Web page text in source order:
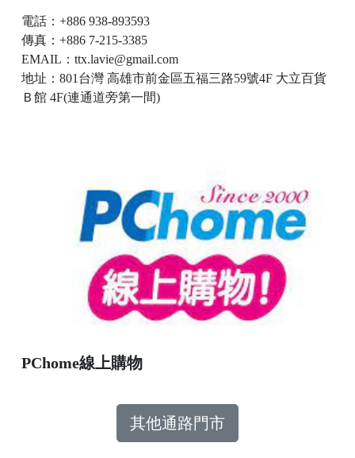
電話：+886 938-893593
傳真：+886 7-215-3385
EMAIL：ttx.lavie@gmail.com
地址：801台灣 高雄市前金區五福三路59號4F 大立百貨
Ｂ館 4F(連通道旁第一間)
PChome線上購物
其他通路門市